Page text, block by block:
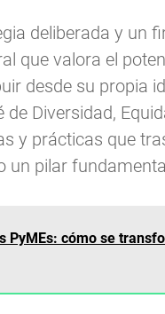
deliberada y un
que valora el
desde su propia
Diversidad,
y prácticas que
pilar
cómo se